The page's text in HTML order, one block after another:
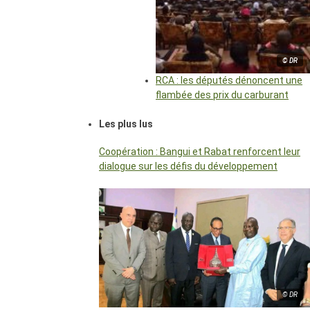
© DR
RCA : les députés dénoncent une
flambée des prix du carburant
Les plus lus
Coopération : Bangui et Rabat renforcent leur
dialogue sur les défis du développement
© DR